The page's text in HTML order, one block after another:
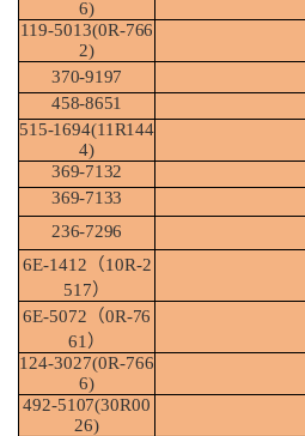
6)
119-5013(0R-766
2)
370-9197
458-8651
515-1694(11R144
4)
369-7132
369-7133
236-7296
6E-1412（10R-2
517）
6E-5072（0R-76
61）
124-3027(0R-766
6)
492-5107(30R00
26)